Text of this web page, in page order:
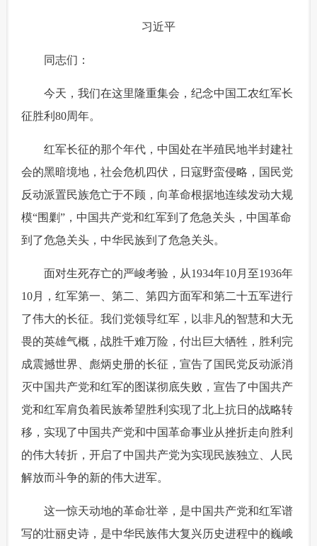
习近平
同志们：
今天，我们在这里隆重集会，纪念中国工农红军长
征胜利80周年。
红军长征的那个年代，中国处在半殖民地半封建社
会的黑暗境地，社会危机四伏，日寇野蛮侵略，国民党
反动派置民族危亡于不顾，向革命根据地连续发动大规
模“围剿”，中国共产党和红军到了危急关头，中国革命
到了危急关头，中华民族到了危急关头。
面对生死存亡的严峻考验，从1934年10月至1936年
10月，红军第一、第二、第四方面军和第二十五军进行
了伟大的长征。我们党领导红军，以非凡的智慧和大无
畏的英雄气概，战胜千难万险，付出巨大牺牲，胜利完
成震撼世界、彪炳史册的长征，宣告了国民党反动派消
灭中国共产党和红军的图谋彻底失败，宣告了中国共产
党和红军肩负着民族希望胜利实现了北上抗日的战略转
移，实现了中国共产党和中国革命事业从挫折走向胜利
的伟大转折，开启了中国共产党为实现民族独立、人民
解放而斗争的新的伟大进军。
这一惊天动地的革命壮举，是中国共产党和红军谱
写的壮丽史诗，是中华民族伟大复兴历史进程中的巍峨